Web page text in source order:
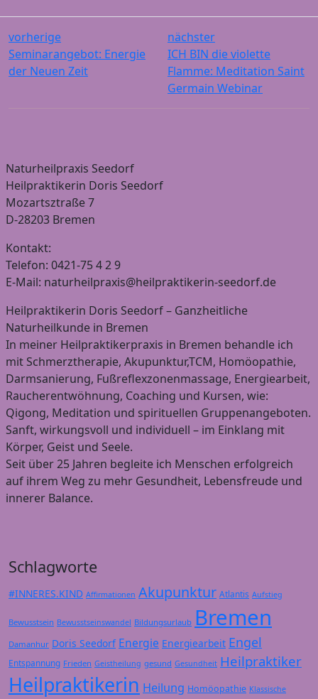
vorherige
Seminarangebot: Energie
der Neuen Zeit
nächster
ICH BIN die violette
Flamme: Meditation Saint
Germain Webinar
Naturheilpraxis Seedorf
Heilpraktikerin Doris Seedorf
Mozartsztraße 7
D-28203 Bremen
Kontakt:
Telefon: 0421-75 4 2 9
E-Mail: naturheilpraxis@heilpraktikerin-seedorf.de
Heilpraktikerin Doris Seedorf – Ganzheitliche
Naturheilkunde in Bremen
In meiner Heilpraktikerpraxis in Bremen behandle ich
mit Schmerztherapie, Akupunktur,TCM, Homöopathie,
Darmsanierung, Fußreflexzonenmassage, Energiearbeit,
Raucherentwöhnung, Coaching und Kursen, wie:
Qigong, Meditation und spirituellen Gruppenangeboten.
Sanft, wirkungsvoll und individuell – im Einklang mit
Körper, Geist und Seele.
Seit über 25 Jahren begleite ich Menschen erfolgreich
auf ihrem Weg zu mehr Gesundheit, Lebensfreude und
innerer Balance.
Schlagworte
#INNERES.KIND Affirmationen Akupunktur Atlantis Aufstieg
Bewusstsein Bewusstseinswandel Bildungsurlaub Bremen
Damanhur Doris Seedorf Energie Energiearbeit Engel
Entspannung Frieden Geistheilung gesund Gesundheit Heilpraktiker
Heilpraktikerin Heilung Homöopathie Klassische